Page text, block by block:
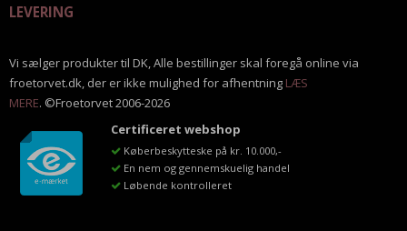
LEVERING
Vi sælger produkter til DK, Alle bestillinger skal foregå online via
froetorvet.dk, der er ikke mulighed for afhentning LÆS
MERE. ©Froetorvet 2006-2026
Certificeret webshop
Køberbeskytteske på kr. 10.000,-
En nem og gennemskuelig handel
Løbende kontrolleret